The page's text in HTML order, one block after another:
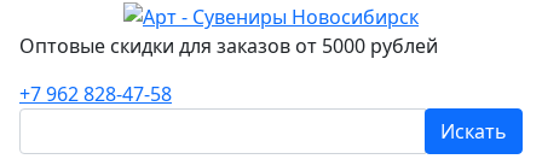
Оптовые скидки для заказов от 5000 рублей
+7 962 828-47-58
Искать